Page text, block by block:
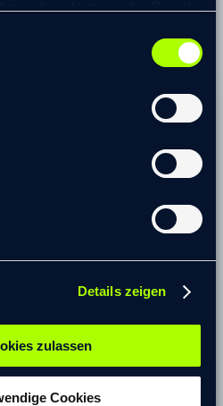
SE
Details zeigen
zulassen
Cookies
Gas, Energiedienstleistungen,
eines Strategie-(Review-) und
im
eines ganzheitlichen
eines kommunalen
mit nationaler
von
der Segmentierung im